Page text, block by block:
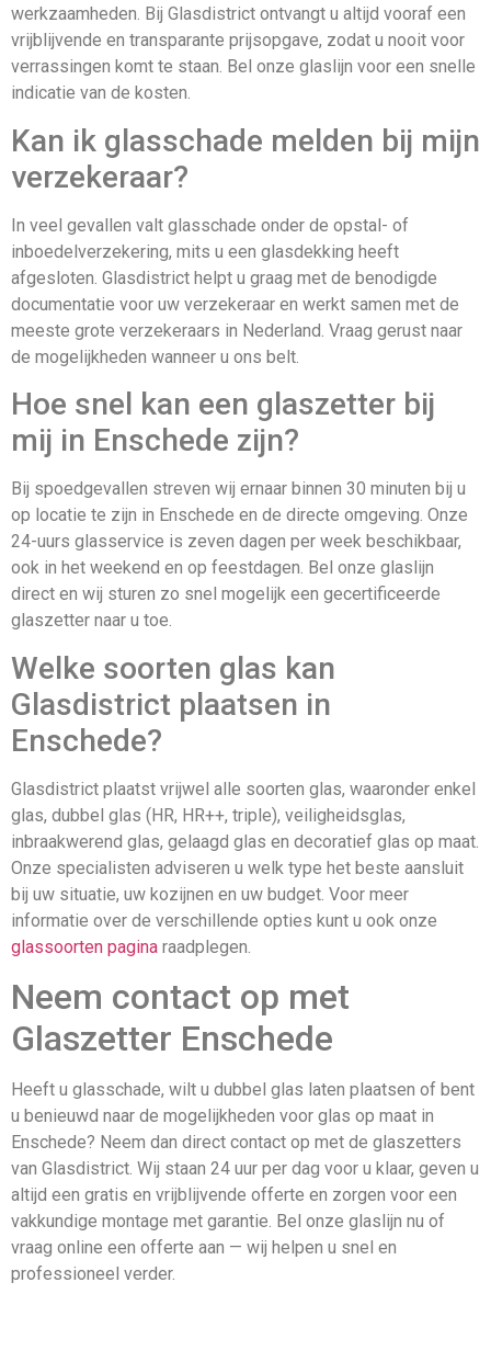
werkzaamheden. Bij Glasdistrict ontvangt u altijd vooraf een
vrijblijvende en transparante prijsopgave, zodat u nooit voor
verrassingen komt te staan. Bel onze glaslijn voor een snelle
indicatie van de kosten.
Kan ik glasschade melden bij mijn
verzekeraar?
In veel gevallen valt glasschade onder de opstal- of
inboedelverzekering, mits u een glasdekking heeft
afgesloten. Glasdistrict helpt u graag met de benodigde
documentatie voor uw verzekeraar en werkt samen met de
meeste grote verzekeraars in Nederland. Vraag gerust naar
de mogelijkheden wanneer u ons belt.
Hoe snel kan een glaszetter bij
mij in Enschede zijn?
Bij spoedgevallen streven wij ernaar binnen 30 minuten bij u
op locatie te zijn in Enschede en de directe omgeving. Onze
24-uurs glasservice is zeven dagen per week beschikbaar,
ook in het weekend en op feestdagen. Bel onze glaslijn
direct en wij sturen zo snel mogelijk een gecertificeerde
glaszetter naar u toe.
Welke soorten glas kan
Glasdistrict plaatsen in
Enschede?
Glasdistrict plaatst vrijwel alle soorten glas, waaronder enkel
glas, dubbel glas (HR, HR++, triple), veiligheidsglas,
inbraakwerend glas, gelaagd glas en decoratief glas op maat.
Onze specialisten adviseren u welk type het beste aansluit
bij uw situatie, uw kozijnen en uw budget. Voor meer
informatie over de verschillende opties kunt u ook onze
glassoorten pagina raadplegen.
Neem contact op met
Glaszetter Enschede
Heeft u glasschade, wilt u dubbel glas laten plaatsen of bent
u benieuwd naar de mogelijkheden voor glas op maat in
Enschede? Neem dan direct contact op met de glaszetters
van Glasdistrict. Wij staan 24 uur per dag voor u klaar, geven u
altijd een gratis en vrijblijvende offerte en zorgen voor een
vakkundige montage met garantie. Bel onze glaslijn nu of
vraag online een offerte aan — wij helpen u snel en
professioneel verder.